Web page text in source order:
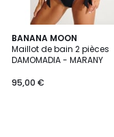
BANANA MOON
Maillot de bain 2 pièces
DAMOMADIA - MARANY
95,00 €